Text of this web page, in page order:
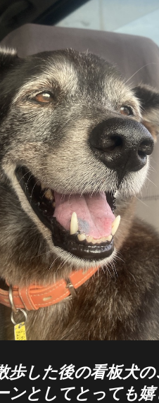
歩した後の看板犬
ンとしてとっても